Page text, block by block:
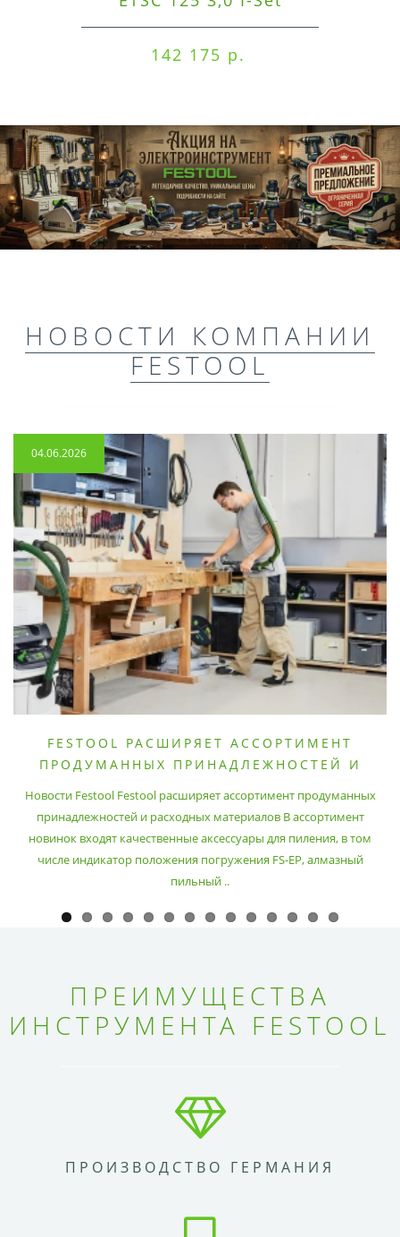
142 175 р.
НОВОСТИ КОМПАНИИ
FESTOOL
04.06.2026
FESTOOL РАСШИРЯЕТ АССОРТИМЕНТ
ПРОДУМАННЫХ ПРИНАДЛЕЖНОСТЕЙ И
Новости Festool Festool расширяет ассортимент продуманных
принадлежностей и расходных материалов В ассортимент
новинок входят качественные аксессуары для пиления, в том
числе индикатор положения погружения FS-EP, алмазный
пильный ..
ПРЕИМУЩЕСТВА
ИНСТРУМЕНТА FESTOOL
ПРОИЗВОДСТВО ГЕРМАНИЯ